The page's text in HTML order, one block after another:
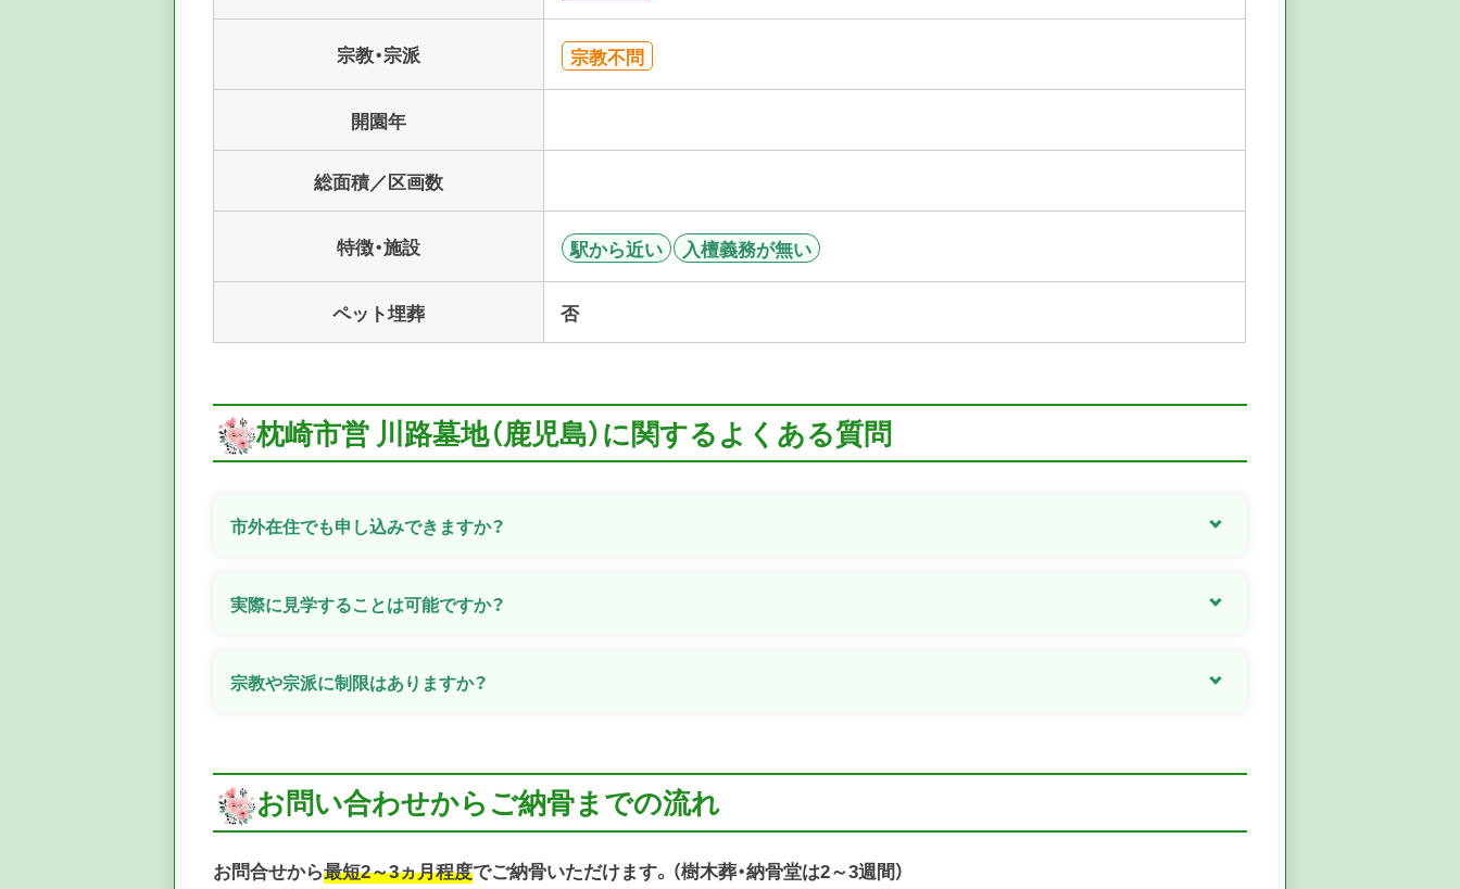
宗教・宗派 宗教不問
開園年
総面積／区画数
特徴・施設 駅から近い 入檀義務が無い
ペット埋葬 否
枕崎市営 川路墓地（鹿児島）に関するよくある質問
市外在住でも申し込みできますか？
実際に見学することは可能ですか？
宗教や宗派に制限はありますか？
お問い合わせからご納骨までの流れ
お問合せから最短2～3ヵ月程度でご納骨いただけます。（樹木葬・納骨堂は2～3週間）